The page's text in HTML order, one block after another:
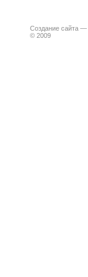
Создание сайта —
© 2009